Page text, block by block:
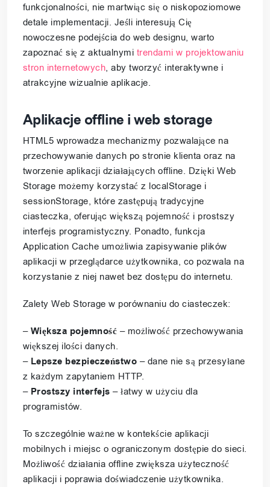
funkcjonalności, nie martwiąc się o niskopoziomowe
detale implementacji. Jeśli interesują Cię
nowoczesne podejścia do web designu, warto
zapoznać się z aktualnymi trendami w projektowaniu
stron internetowych, aby tworzyć interaktywne i
atrakcyjne wizualnie aplikacje.
Aplikacje offline i web storage
HTML5 wprowadza mechanizmy pozwalające na
przechowywanie danych po stronie klienta oraz na
tworzenie aplikacji działających offline. Dzięki Web
Storage możemy korzystać z localStorage i
sessionStorage, które zastępują tradycyjne
ciasteczka, oferując większą pojemność i prostszy
interfejs programistyczny. Ponadto, funkcja
Application Cache umożliwia zapisywanie plików
aplikacji w przeglądarce użytkownika, co pozwala na
korzystanie z niej nawet bez dostępu do internetu.
Zalety Web Storage w porównaniu do ciasteczek:
– Większa pojemność – możliwość przechowywania
większej ilości danych.
– Lepsze bezpieczeństwo – dane nie są przesyłane
z każdym zapytaniem HTTP.
– Prostszy interfejs – łatwy w użyciu dla
programistów.
To szczególnie ważne w kontekście aplikacji
mobilnych i miejsc o ograniczonym dostępie do sieci.
Możliwość działania offline zwiększa użyteczność
aplikacji i poprawia doświadczenie użytkownika.